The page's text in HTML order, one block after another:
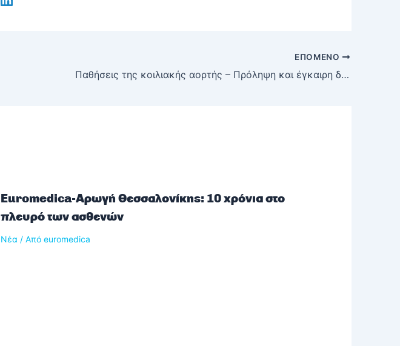
ΕΠΌΜΕΝΟ
Παθήσεις της κοιλιακής αορτής – Πρόληψη και έγκαιρη διάγνωση στη Euromedica
Euromedica-Αρωγή Θεσσαλονίκης: 10 χρόνια στο
πλευρό των ασθενών
Νέα / Από euromedica